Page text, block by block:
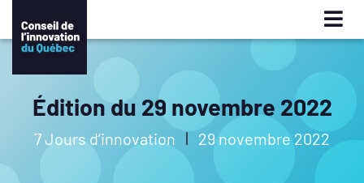
Édition du 29 novembre 2022
7 Jours d’innovation 29 novembre 2022